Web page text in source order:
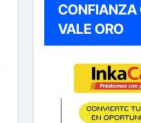
CONFIANZA
VALE ORO